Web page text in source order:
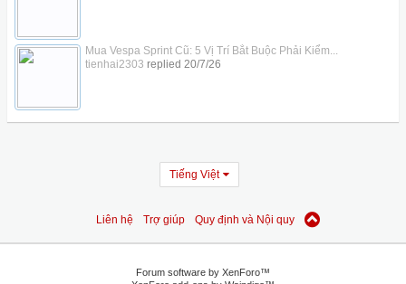
Mua Vespa Sprint Cũ: 5 Vị Trí Bắt Buộc Phải Kiểm...
tienhai2303 replied 20/7/26
Tiếng Việt
Liên hệ Trợ giúp Quy định và Nội quy
Forum software by XenForo™